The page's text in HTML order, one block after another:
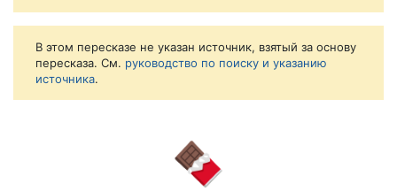
В этом пересказе не указан источник, взятый за основу
пересказа. См. руководство по поиску и указанию
источника.
🍫